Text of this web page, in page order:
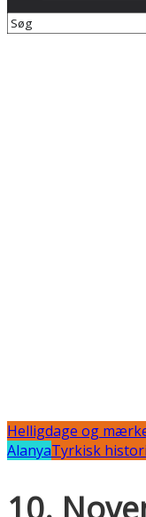
Helligdage og
AlanyaTyrkisk